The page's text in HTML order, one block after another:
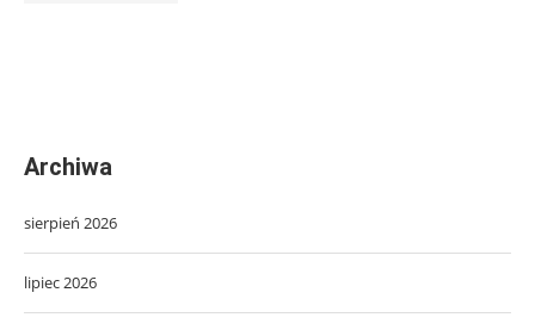
Archiwa
sierpień 2026
lipiec 2026